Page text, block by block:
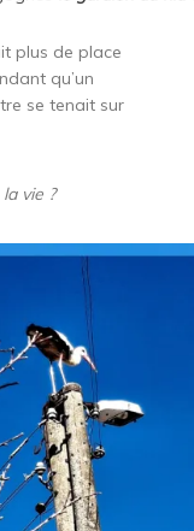
plus de place
qu’un
se tenait sur
vie ?